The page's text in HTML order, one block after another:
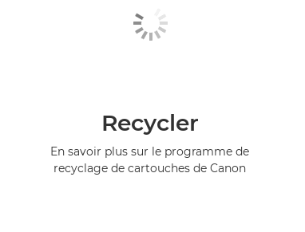
Recycler
En savoir plus sur le programme de
recyclage de cartouches de Canon